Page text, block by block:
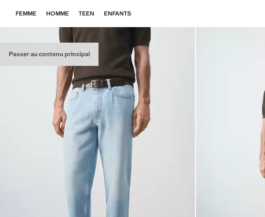
Passer au contenu principal
FEMME HOMME TEEN ENFANTS